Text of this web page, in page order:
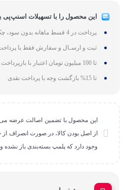
این محصول را با تسهیلات اسنپ‌پی
پرداخت در 4 قسط ماهانه بدون سود، چک و ضامن
ثبت و ارسـال و سفارش فقط با
تا 100 میلیون تومان اعتبار با بازپرداخت 24 ماهه
تا 15% بازگشت وجه با پرداخت نقدی
این محصول با تضمین اصالت عرضه
از اصل بودن کالا، در صورت انصراف
وجود دارد که پلمپ بسته‌بندی باز نشده